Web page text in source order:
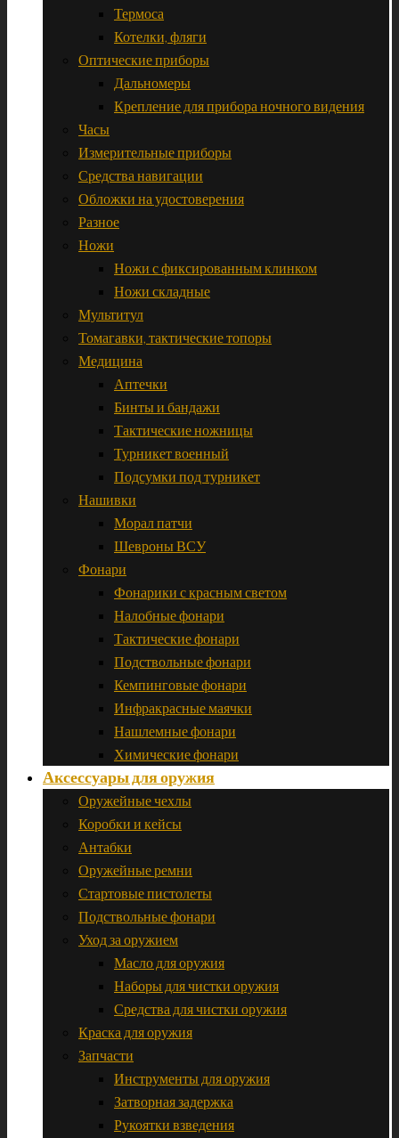
Термоса
Котелки, фляги
Оптические приборы
Дальномеры
Крепление для прибора ночного видения
Часы
Измерительные приборы
Средства навигации
Обложки на удостоверения
Разное
Ножи
Ножи с фиксированным клинком
Ножи складные
Мультитул
Томагавки, тактические топоры
Медицина
Аптечки
Бинты и бандажи
Тактические ножницы
Турникет военный
Подсумки под турникет
Нашивки
Морал патчи
Шевроны ВСУ
Фонари
Фонарики с красным светом
Налобные фонари
Тактические фонари
Подствольные фонари
Кемпинговые фонари
Инфракрасные маячки
Нашлемные фонари
Химические фонари
Аксессуары для оружия
Оружейные чехлы
Коробки и кейсы
Антабки
Оружейные ремни
Стартовые пистолеты
Подствольные фонари
Уход за оружием
Масло для оружия
Наборы для чистки оружия
Средства для чистки оружия
Краска для оружия
Запчасти
Инструменты для оружия
Затворная задержка
Рукоятки взведения